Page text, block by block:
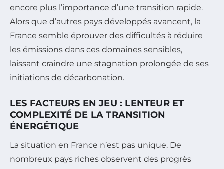
encore plus l’importance d’une transition rapide.
Alors que d’autres pays développés avancent, la
France semble éprouver des difficultés à réduire
les émissions dans ces domaines sensibles,
laissant craindre une stagnation prolongée de ses
initiations de décarbonation.
LES FACTEURS EN JEU : LENTEUR ET
COMPLEXITÉ DE LA TRANSITION
ÉNERGÉTIQUE
La situation en France n’est pas unique. De
nombreux pays riches observent des progrès